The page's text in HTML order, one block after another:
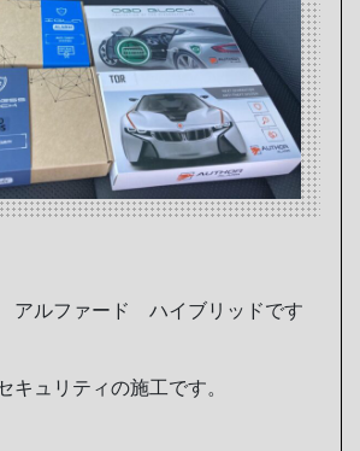
アルファード ハイブリッドです
キュリティの施工です。